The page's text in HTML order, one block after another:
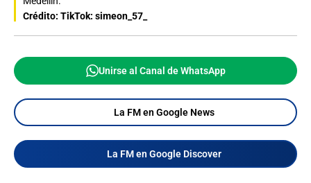
Crédito: TikTok: simeon_57_
Unirse al Canal de WhatsApp
La FM en Google News
La FM en Google Discover